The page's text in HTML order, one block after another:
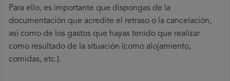
Para ello, es importante que dispongas de la
documentación que acredite el retraso o la cancelación,
así como de los gastos que hayas tenido que realizar
como resultado de la situación (como alojamiento,
comidas, etc.).